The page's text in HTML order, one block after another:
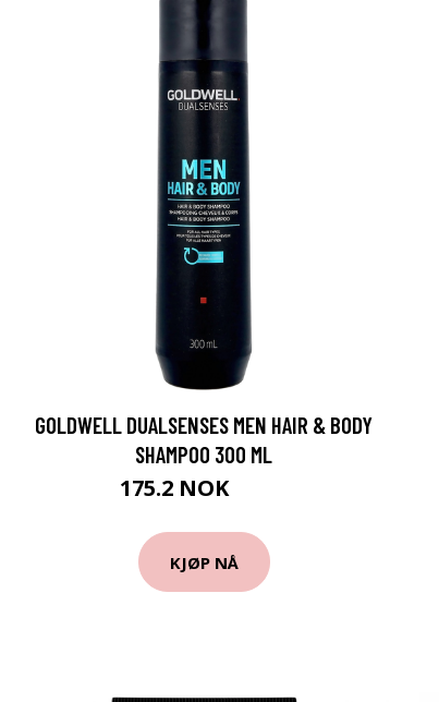
GOLDWELL DUALSENSES MEN HAIR & BODY
SHAMPOO 300 ML
175.2 NOK
KJØP NÅ